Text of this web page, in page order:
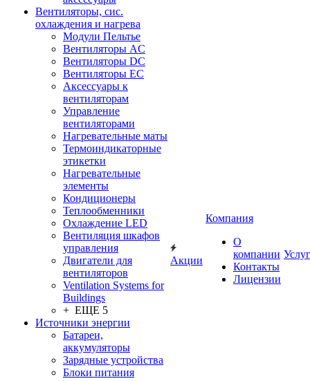
Вентиляторы, сис.
охлаждения и нагрева
Модули Пельтье
Вентиляторы AC
Вентиляторы DC
Вентиляторы EC
Аксессуары к
вентиляторам
Управление
вентиляторами
Нагревательные маты
Термоиндикаторные
этикетки
Нагревательные
элементы
Кондиционеры
Теплообменники
Охлаждение LED
Вентиляция шкафов
управления
Двигатели для
вентиляторов
Ventilation Systems for
Buildings
+ ЕЩЕ 5
Источники энергии
Батареи,
аккумуляторы
Зарядные устройства
Блоки питания
Акции
Компания
О
компании
Контакты
Лицензии